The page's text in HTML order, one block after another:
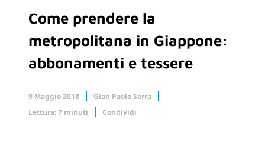
Come prendere la
metropolitana in Giappone:
abbonamenti e tessere
9 Maggio 2018
Gian Paolo Serra
Lettura: 7 minuti
Condividi